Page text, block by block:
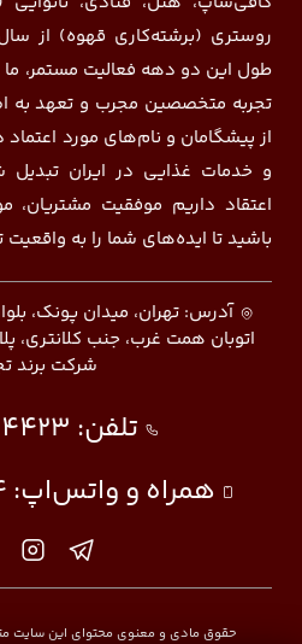
طول این دو دهه فعالیت مستمر، ما
تجربه متخصصین مجرب و تعهد به
از پیشگامان و نام‌های مورد
و خدمات غذایی در ایران تبدیل
اعتقاد داریم موفقیت مشتریان،
باشید تا ایده‌های شما را به واقعیت
آدرس: تهران، میدان پونک،
شرکت برند
تلفن:
همراه و واتس‌اپ:
حقوق مادی و معنوی محتوای این سایت